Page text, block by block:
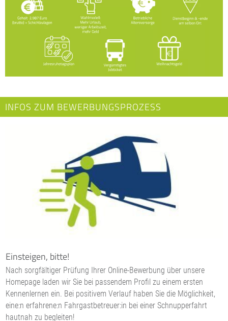
INFOS ZUM BEWERBUNGSPROZESS
Einsteigen, bitte!
Nach sorgfältiger Prüfung Ihrer Online-Bewerbung über unsere
Homepage laden wir Sie bei passendem Profil zu einem ersten
Kennenlernen ein. Bei positivem Verlauf haben Sie die Möglichkeit,
eine:n erfahrene:n Fahrgastbetreuer:in bei einer Schnupperfahrt
hautnah zu begleiten!